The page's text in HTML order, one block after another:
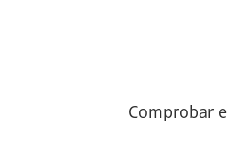
Comprobar